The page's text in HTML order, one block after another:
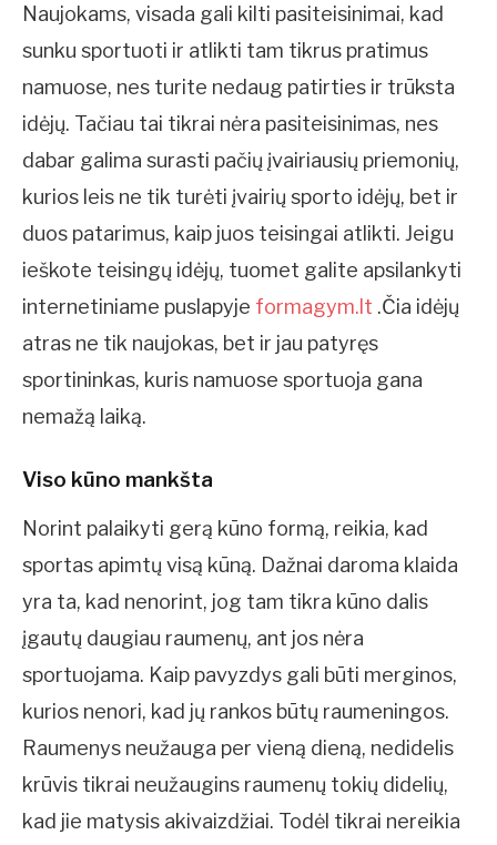
Naujokams, visada gali kilti pasiteisinimai, kad
sunku sportuoti ir atlikti tam tikrus pratimus
namuose, nes turite nedaug patirties ir trūksta
idėjų. Tačiau tai tikrai nėra pasiteisinimas, nes
dabar galima surasti pačių įvairiausių priemonių,
kurios leis ne tik turėti įvairių sporto idėjų, bet ir
duos patarimus, kaip juos teisingai atlikti. Jeigu
ieškote teisingų idėjų, tuomet galite apsilankyti
internetiniame puslapyje formagym.lt .Čia idėjų
atras ne tik naujokas, bet ir jau patyręs
sportininkas, kuris namuose sportuoja gana
nemažą laiką.
Viso kūno mankšta
Norint palaikyti gerą kūno formą, reikia, kad
sportas apimtų visą kūną. Dažnai daroma klaida
yra ta, kad nenorint, jog tam tikra kūno dalis
įgautų daugiau raumenų, ant jos nėra
sportuojama. Kaip pavyzdys gali būti merginos,
kurios nenori, kad jų rankos būtų raumeningos.
Raumenys neužauga per vieną dieną, nedidelis
krūvis tikrai neužaugins raumenų tokių didelių,
kad jie matysis akivaizdžiai. Todėl tikrai nereikia